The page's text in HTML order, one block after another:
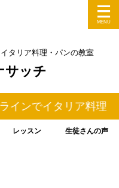
タリア料理・パンの教室
サッチ
リア料理＆パンの料
レッスン 生徒さんの声